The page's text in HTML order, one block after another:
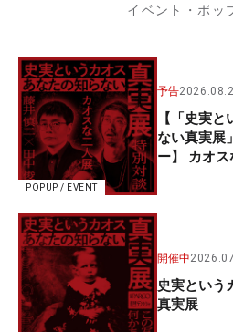
イベント・ポッ
POPUP / EVENT
予告
【「史実
ない真実展
ー】 カオス
開催中
史実という
真実展